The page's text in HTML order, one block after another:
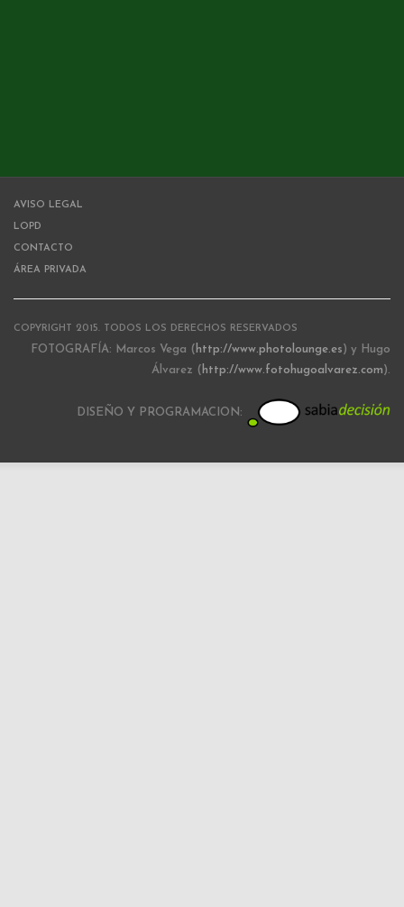
AVISO LEGAL
LOPD
CONTACTO
ÁREA PRIVADA
COPYRIGHT 2015. TODOS LOS DERECHOS RESERVADOS
FOTOGRAFÍA: Marcos Vega ( http://www.photolounge.es) y Hugo
Álvarez ( http://www.fotohugoalvarez.com).
DISEÑO Y PROGRAMACION: